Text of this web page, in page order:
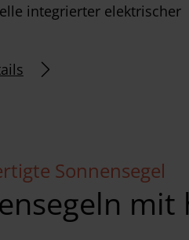
integrierter elektrischer
Sonnensegel